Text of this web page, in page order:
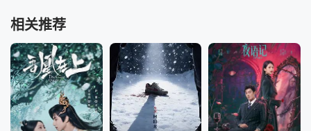
相关推荐